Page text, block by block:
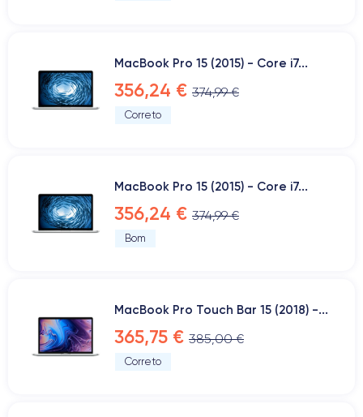
MacBook Pro 15 (2015) - Core i7...
356,24 € 374,99 €
Correto
MacBook Pro 15 (2015) - Core i7...
356,24 € 374,99 €
Bom
MacBook Pro Touch Bar 15 (2018) -...
365,75 € 385,00 €
Correto